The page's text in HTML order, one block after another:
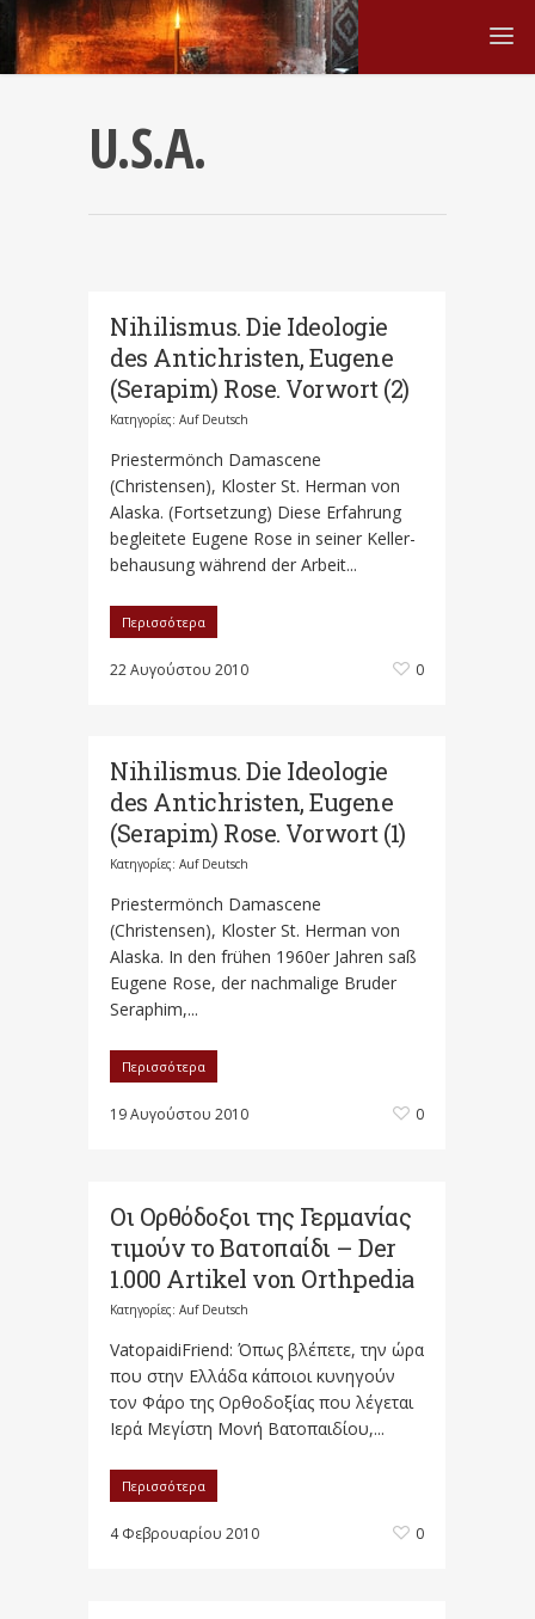
U.S.A.
Nihilismus. Die Ideologie
des Antichristen, Eugene
(Serapim) Rose. Vorwort (2)
Κατηγορίες: Auf Deutsch
Priestermönch Damascene
(Christensen), Kloster St. Herman von
Alaska. (Fortsetzung) Diese Erfahrung
begleitete Eugene Rose in seiner Keller-
behausung während der Arbeit...
Περισσότερα
22 Αυγούστου 2010 0
Nihilismus. Die Ideologie
des Antichristen, Eugene
(Serapim) Rose. Vorwort (1)
Κατηγορίες: Auf Deutsch
Priestermönch Damascene
(Christensen), Kloster St. Herman von
Alaska. In den frühen 1960er Jahren saß
Eugene Rose, der nachmalige Bruder
Seraphim,...
Περισσότερα
19 Αυγούστου 2010 0
Οι Ορθόδοξοι της Γερμανίας
τιμούν το Βατοπαίδι – Der
1.000 Artikel von Orthpedia
Κατηγορίες: Auf Deutsch
VatopaidiFriend: Όπως βλέπετε, την ώρα
που στην Ελλάδα κάποιοι κυνηγούν
τον Φάρο της Ορθοδοξίας που λέγεται
Ιερά Μεγίστη Μονή Βατοπαιδίου,...
Περισσότερα
4 Φεβρουαρίου 2010 0